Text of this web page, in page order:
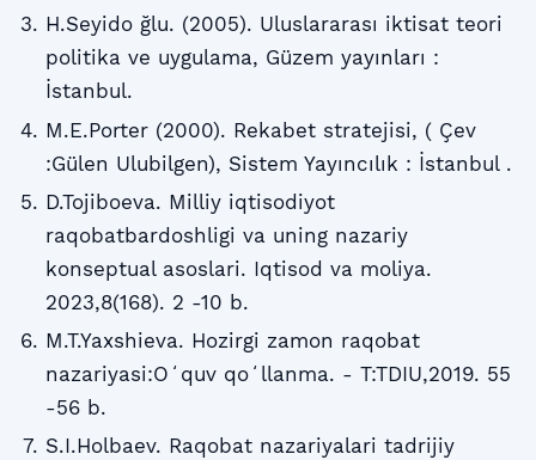
H.Seyido ğlu. (2005). Uluslararası iktisat teori
politika ve uygulama, Güzem yayınları :
İstanbul.
M.E.Porter (2000). Rekabet stratejisi, ( Çev
:Gülen Ulubilgen), Sistem Yayıncılık : İstanbul .
D.Tojiboeva. Milliy iqtisodiyot
raqobatbardoshligi va uning nazariy
konseptual asoslari. Iqtisod va moliya.
2023,8(168). 2 -10 b.
M.T.Yaxshieva. Hozirgi zamon raqobat
nazariyasi:Oʻquv qoʻllanma. - T:TDIU,2019. 55
-56 b.
S.I.Holbaev. Raqobat nazariyalari tadrijiy